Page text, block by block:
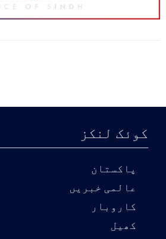
کوئک لنکز
پاکستان
عالمی خبریں
کاروبار
کھیل